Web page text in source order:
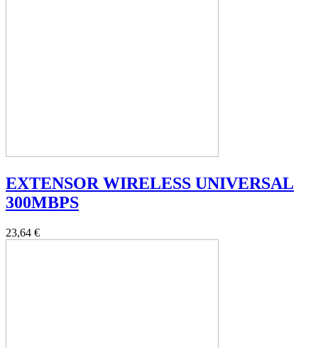
EXTENSOR WIRELESS UNIVERSAL
300MBPS
23,64 €